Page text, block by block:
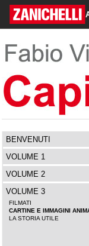
BENVENUTI
VOLUME 1
VOLUME 2
VOLUME 3
FILMATI
CARTINE E IMMAGINI
LA STORIA UTILE